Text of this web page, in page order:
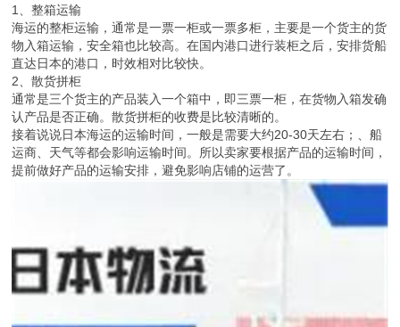
1、整箱运输
海运的整柜运输，通常是一票一柜或一票多柜，主要是一个货主的货
物入箱运输，安全箱也比较高。在国内港口进行装柜之后，安排货船
直达日本的港口，时效相对比较快。
2、散货拼柜
通常是三个货主的产品装入一个箱中，即三票一柜，在货物入箱发确
认产品是否正确。散货拼柜的收费是比较清晰的。
接着说说日本海运的运输时间，一般是需要大约20-30天左右；、船
运商、天气等都会影响运输时间。所以卖家要根据产品的运输时间，
提前做好产品的运输安排，避免影响店铺的运营了。